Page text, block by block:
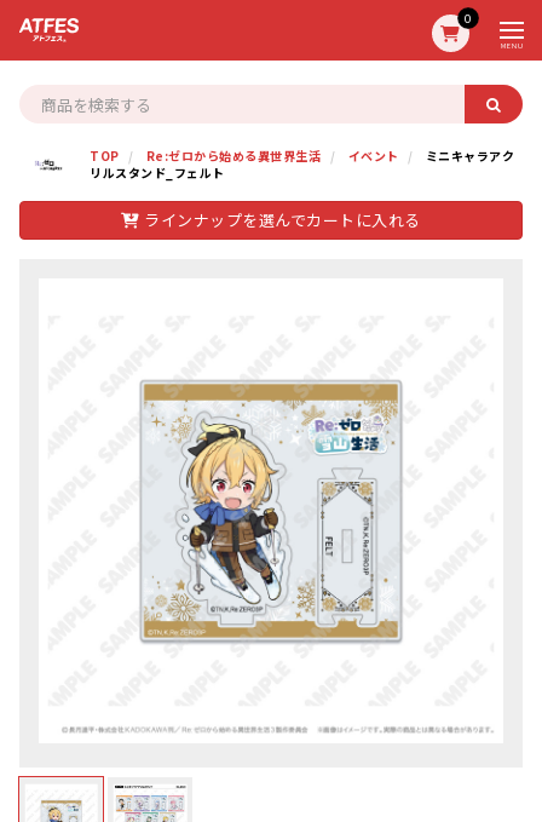
0
MENU
TOP Re:ゼロから始める異世界生活 イベント
ミニキャラアク
リルスタンド_フェルト
ラインナップを選んでカートに入れる